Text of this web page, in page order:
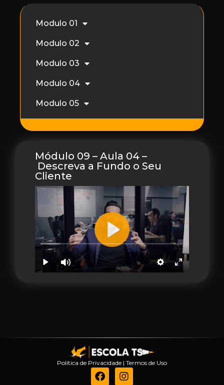
Modulo 01
Modulo 02
Modulo 03
Modulo 04
Modulo 05
Módulo 09 – Aula 04 –
Descreva a Fundo o Seu
Cliente
Política de Privacidade | Termos de Uso